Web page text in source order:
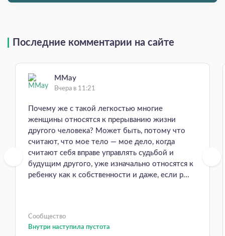
Последние комментарии на сайте
MMay
Вчера в 11:21
Почему же с такой легкостью многие
женщины относятся к прерыванию жизни
другого человека? Может быть, потому что
считают, что мое тело — мое дело, когда
считают себя вправе управлять судьбой и
будущим другого, уже изначально относятся к
ребенку как к собственности и даже, если р...
Сообщество
Внутри наступила пустота